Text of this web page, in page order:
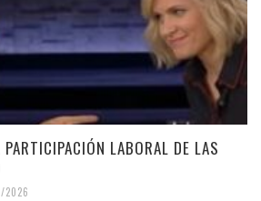
LABORAL DE LAS
2026